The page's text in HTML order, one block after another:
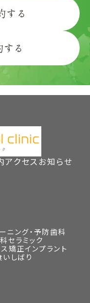
する
る
アクセス お知らせ
ニング・予防歯科
セラミック
矯正インプラント
いしばり